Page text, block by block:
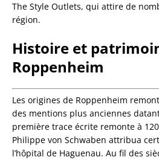
The Style Outlets, qui attire de
région.
Histoire et
Roppenheim
Les origines de Roppenheim
des mentions plus anciennes
première trace écrite remonte à
Philippe von Schwaben attribua
l’hôpital de Haguenau. Au fil des